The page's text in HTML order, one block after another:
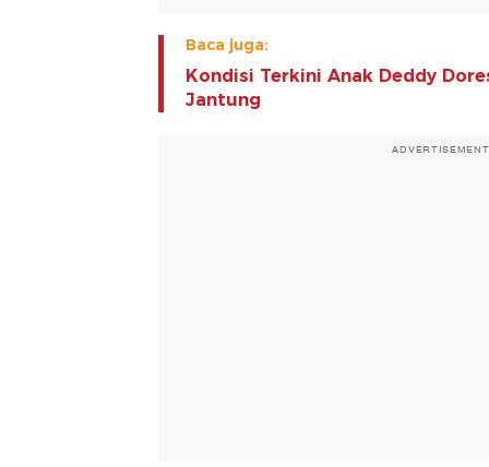
Baca juga:
Kondisi Terkini Anak Deddy
Jantung
ADVERTISEMENT